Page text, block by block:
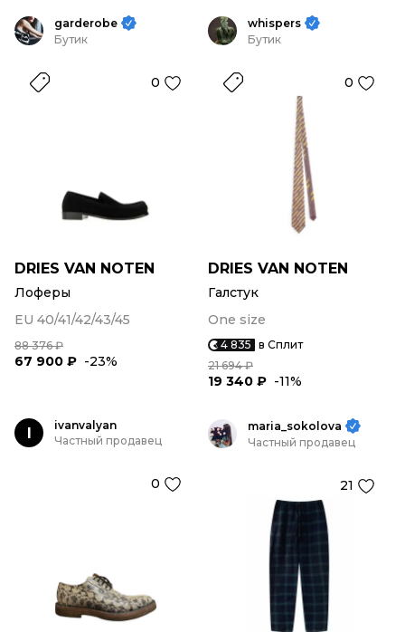
garderobe
Бутик
0
DRIES VAN NOTEN
Лоферы
EU 40/41/42/43/45
88 376 ₽
67 900 ₽ -23%
whispers
Бутик
0
DRIES VAN NOTEN
Галстук
One size
4 835 в Сплит
21 694 ₽
19 340 ₽ -11%
I
ivanvalyan
Частный продавец
0
maria_sokolova
Частный продавец
21